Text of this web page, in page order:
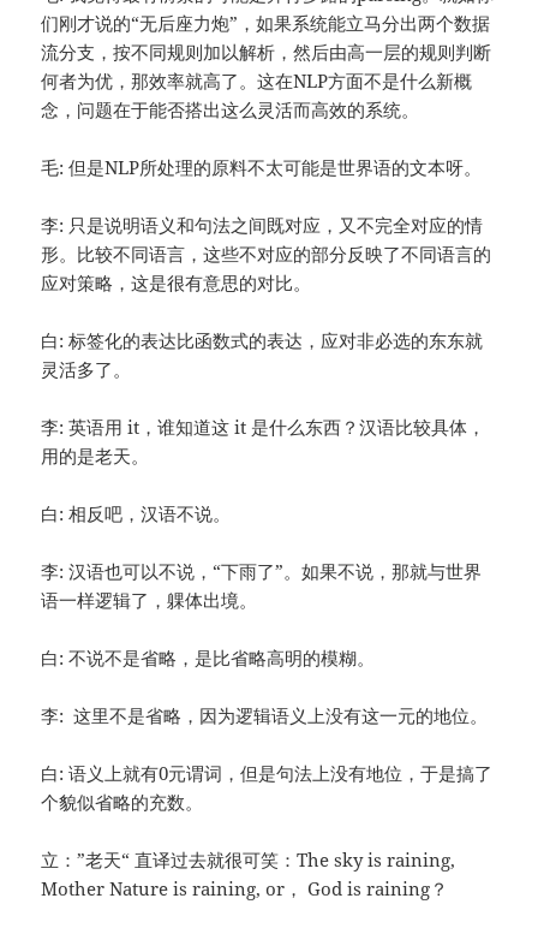
们刚才说的“无后座力炮”，如果系统能立马分出两个数据
流分支，按不同规则加以解析，然后由高一层的规则判断
何者为优，那效率就高了。这在NLP方面不是什么新概
念，问题在于能否搭出这么灵活而高效的系统。
毛: 但是NLP所处理的原料不太可能是世界语的文本呀。
李: 只是说明语义和句法之间既对应，又不完全对应的情
形。比较不同语言，这些不对应的部分反映了不同语言的
应对策略，这是很有意思的对比。
白: 标签化的表达比函数式的表达，应对非必选的东东就
灵活多了。
李: 英语用 it，谁知道这 it 是什么东西？汉语比较具体，
用的是老天。
白: 相反吧，汉语不说。
李: 汉语也可以不说，“下雨了”。如果不说，那就与世界
语一样逻辑了，躶体出境。
白: 不说不是省略，是比省略高明的模糊。
李: 这里不是省略，因为逻辑语义上没有这一元的地位。
白: 语义上就有0元谓词，但是句法上没有地位，于是搞了
个貌似省略的充数。
立：”老天“ 直译过去就很可笑：The sky is raining,
Mother Nature is raining, or， God is raining？